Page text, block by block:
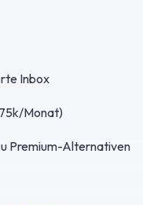
Inbox
Monat)
Premium-Alternativen